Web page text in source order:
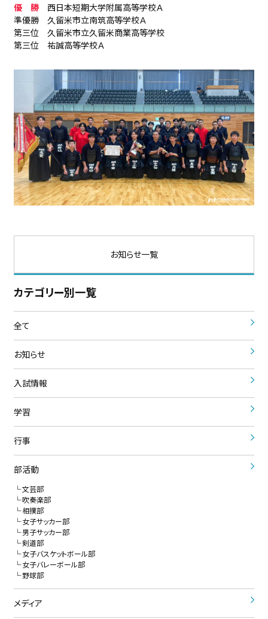
優 勝西日本短期大学附属高等学校Ａ
準優勝 久留米市立南筑高等学校Ａ
第三位 久留米市立久留米商業高等学校
第三位 祐誠高等学校Ａ
お知らせ一覧
カテゴリー別一覧
全て
お知らせ
入試情報
学習
行事
部活動
文芸部
吹奏楽部
相撲部
女子サッカー部
男子サッカー部
剣道部
女子バスケットボール部
女子バレーボール部
野球部
メディア